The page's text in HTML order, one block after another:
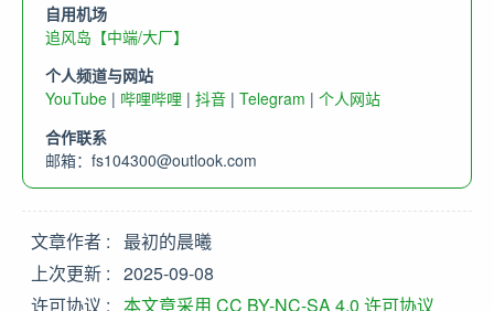
自用机场
追风岛【中端/大厂】
个人频道与网站
YouTube | 哔哩哔哩 | 抖音 | Telegram | 个人网站
合作联系
邮箱： fs104300@outlook.com
文章作者
最初的晨曦
上次更新
2025-09-08
许可协议
本文章采用 CC BY-NC-SA 4.0 许可协议